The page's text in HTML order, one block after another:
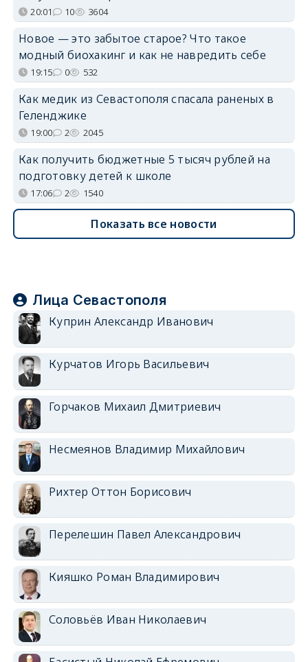
20:01 10 3604
Новое — это забытое старое? Что такое
модный биохакинг и как не навредить себе
19:15 0 532
Как медик из Севастополя спасала раненых в
Геленджике
19:00 2 2045
Как получить бюджетные 5 тысяч рублей на
подготовку детей к школе
17:06 2 1540
Показать все новости
Лица Севастополя
Куприн Александр Иванович
Курчатов Игорь Васильевич
Горчаков Михаил Дмитриевич
Несмеянов Владимир Михайлович
Рихтер Оттон Борисович
Перелешин Павел Александрович
Кияшко Роман Владимирович
Соловьёв Иван Николаевич